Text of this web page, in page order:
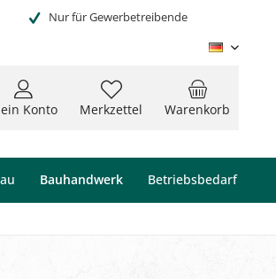
Nur für Gewerbetreibende
Warenkorb
Merkzettel
Konto
Bauhandwerk Betriebsbedarf